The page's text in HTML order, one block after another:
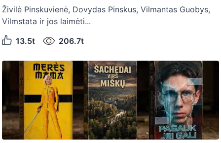
Živilė Pinskuvienė, Dovydas Pinskus, Vilmantas Guobys,
Vilmstata ir jos laimėti...
13.5t
206.7t